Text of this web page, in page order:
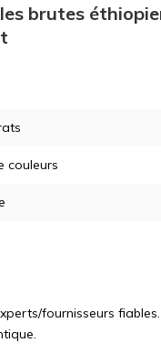
brutes
couleurs
fournisseurs fiables.